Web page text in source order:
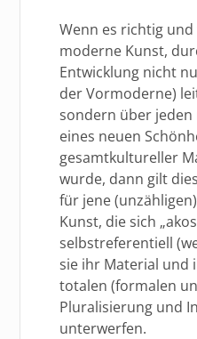
Wenn es richtig
moderne Kunst,
Entwicklung nicht
der Vormoderne)
sondern über
eines neuen
gesamtkultureller
wurde, dann gilt
für jene
Kunst, die sich
selbstreferentiell
sie ihr Material und
totalen (formalen
Pluralisierung und
unterwerfen.